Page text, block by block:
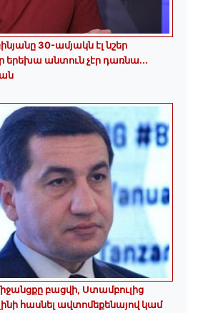
30-ամյակն էլ նշեր
անտուն չէր դառնա․․․
բացվի, Ստամբուլից
հասնել ավտոմեքենայով կամ